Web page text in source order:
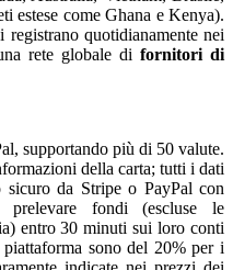
estese come Ghana e Kenya).
quotidianamente nei
rete globale di fornitori di
supportando più di 50 valute.
della carta; tutti i dati
da Stripe o PayPal con
fondi (escluse le
entro 30 minuti sui loro conti
sono del 20% per i